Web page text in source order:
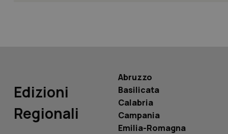
Edizioni
Regionali
Abruzzo
Basilicata
Calabria
Campania
Emilia-Romagna